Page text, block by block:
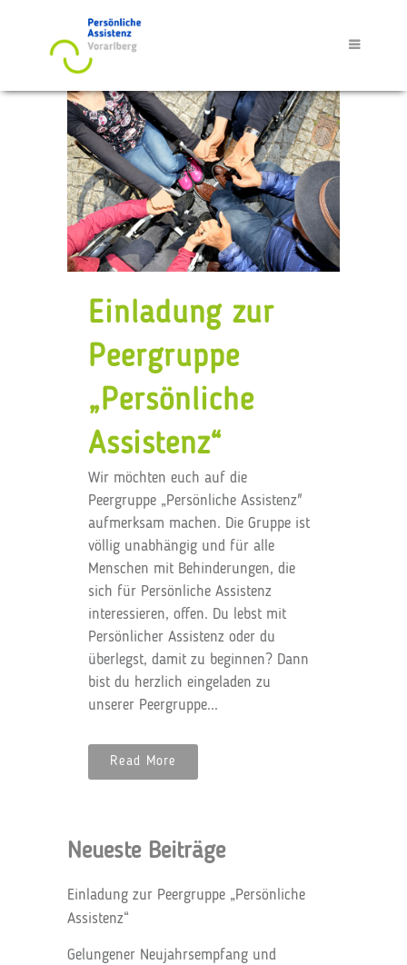
Einladung zur
Peergruppe
„Persönliche
Assistenz“
Wir möchten euch auf die
Peergruppe „Persönliche Assistenz"
aufmerksam machen. Die Gruppe ist
völlig unabhängig und für alle
Menschen mit Behinderungen, die
sich für Persönliche Assistenz
interessieren, offen. Du lebst mit
Persönlicher Assistenz oder du
überlegst, damit zu beginnen? Dann
bist du herzlich eingeladen zu
unserer Peergruppe...
Read More
Neueste Beiträge
Einladung zur Peergruppe „Persönliche
Assistenz“
Gelungener Neujahrsempfang und